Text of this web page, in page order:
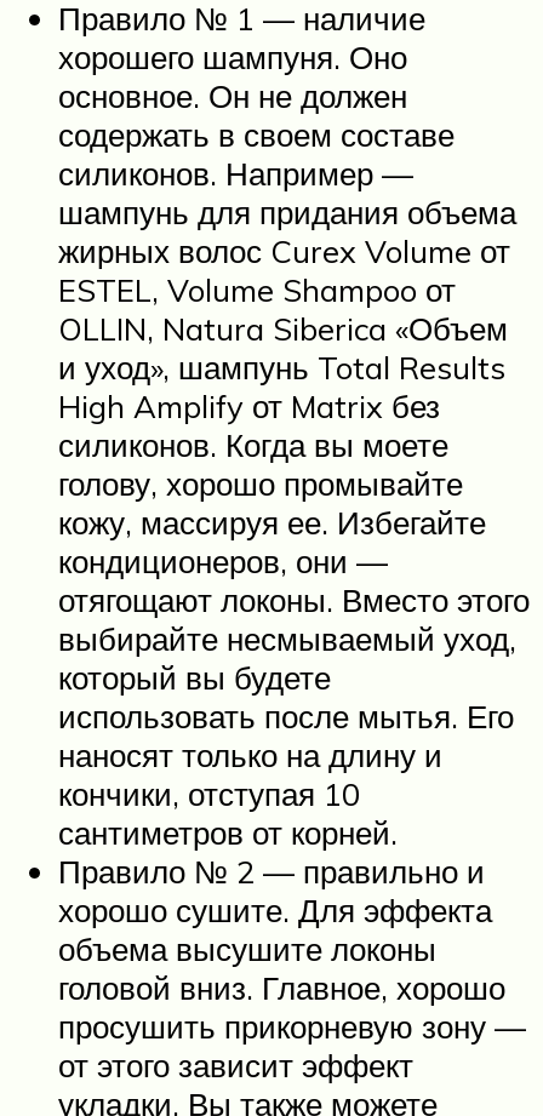
Правило № 1 — наличие
хорошего шампуня. Оно
основное. Он не должен
содержать в своем составе
силиконов. Например —
шампунь для придания объема
жирных волос Curex Volume от
ESTEL, Volume Shampoo от
OLLIN, Natura Siberica «Объем
и уход», шампунь Total Results
High Amplify от Matrix без
силиконов. Когда вы моете
голову, хорошо промывайте
кожу, массируя ее. Избегайте
кондиционеров, они —
отягощают локоны. Вместо этого
выбирайте несмываемый уход,
который вы будете
использовать после мытья. Его
наносят только на длину и
кончики, отступая 10
сантиметров от корней.
Правило № 2 — правильно и
хорошо сушите. Для эффекта
объема высушите локоны
головой вниз. Главное, хорошо
просушить прикорневую зону —
от этого зависит эффект
укладки. Вы также можете